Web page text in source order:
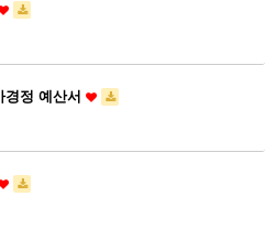
정 예산서